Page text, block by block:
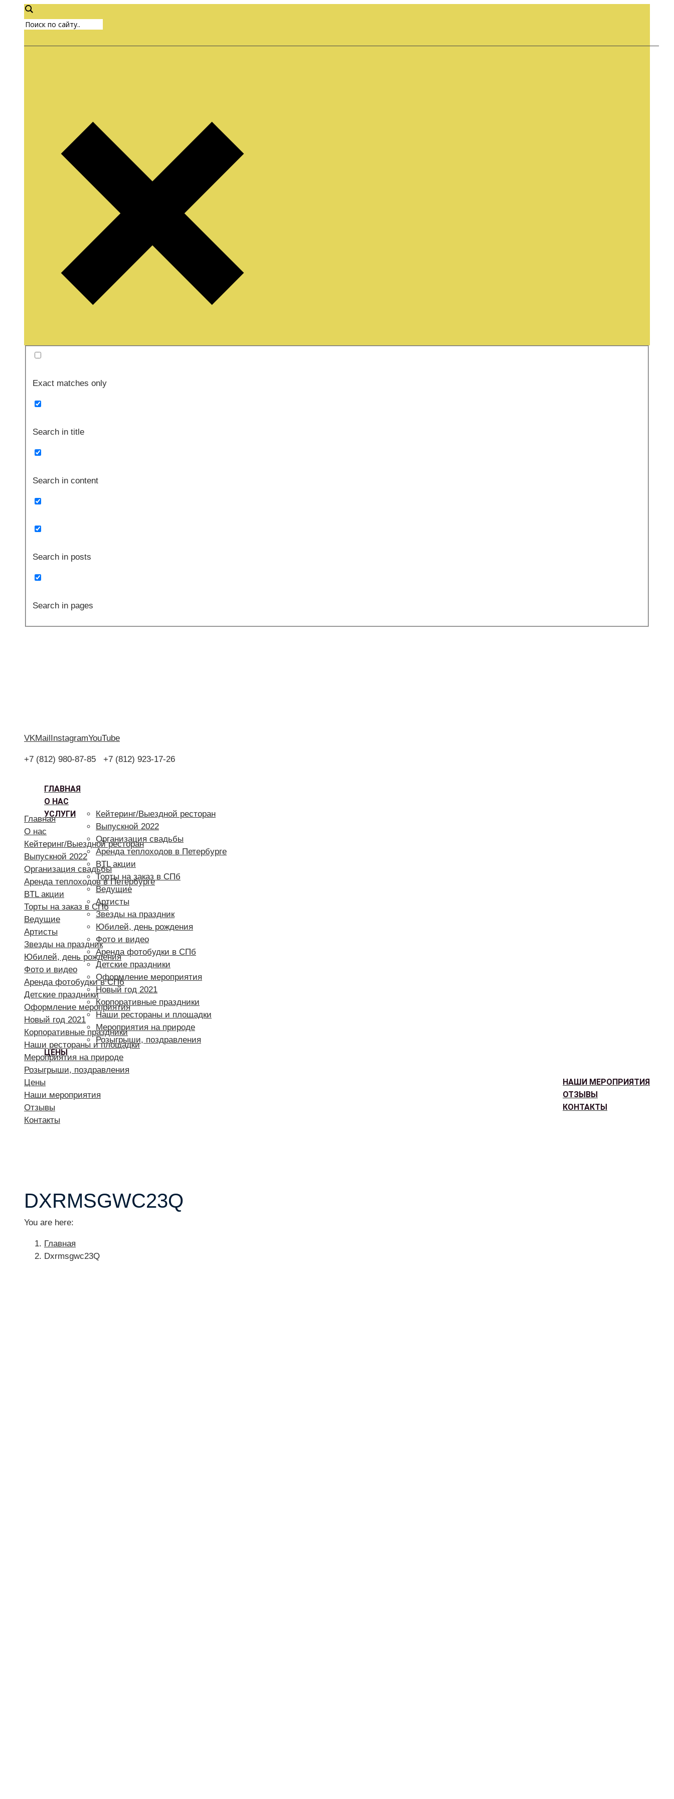
Exact matches only
Search in title
Search in content
Search in posts
Search in pages
VKMailInstagramYouTube
+7 (812) 980-87-85 +7 (812) 923-17-26
ГЛАВНАЯ
О НАС
УСЛУГИ
Кейтеринг/Выездной ресторан
Выпускной 2022
Организация свадьбы
Аренда теплоходов в Петербурге
BTL акции
Торты на заказ в СПб
Ведущие
Артисты
Звезды на праздник
Юбилей, день рождения
Фото и видео
Аренда фотобудки в СПб
Детские праздники
Оформление мероприятия
Новый год 2021
Корпоративные праздники
Наши рестораны и площадки
Мероприятия на природе
Розыгрыши, поздравления
ЦЕНЫ
НАШИ МЕРОПРИЯТИЯ
ОТЗЫВЫ
КОНТАКТЫ
Главная
О нас
Кейтеринг/Выездной ресторан
Выпускной 2022
Организация свадьбы
Аренда теплоходов в Петербурге
BTL акции
Торты на заказ в СПб
Ведущие
Артисты
Звезды на праздник
Юбилей, день рождения
Фото и видео
Аренда фотобудки в СПб
Детские праздники
Оформление мероприятия
Новый год 2021
Корпоративные праздники
Наши рестораны и площадки
Мероприятия на природе
Розыгрыши, поздравления
Цены
Наши мероприятия
Отзывы
Контакты
DXRMSGWC23Q
You are here:
Главная
Dxrmsgwc23Q